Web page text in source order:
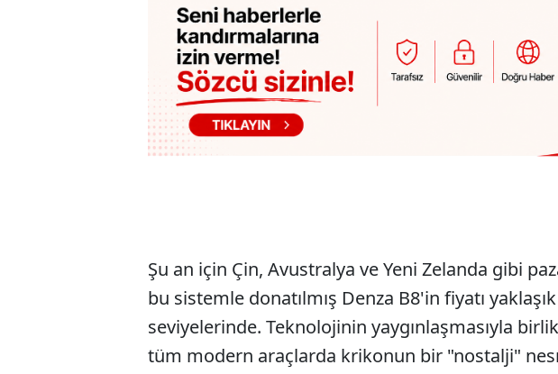
Şu an için Çin, Avustralya ve Yeni Zelanda gibi
bu sistemle donatılmış Denza B8'in fiyatı
seviyelerinde. Teknolojinin yaygınlaşmasıyla
tüm modern araçlarda krikonun bir "nostalji"